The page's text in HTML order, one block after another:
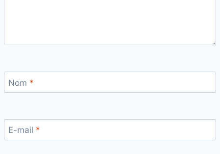
Nom *
E-mail *